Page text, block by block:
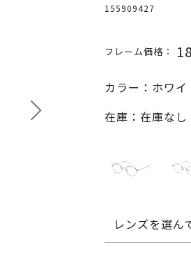
155909427
フレーム価格：
カラー：ホワ
在庫：在庫なし
レンズを選ん